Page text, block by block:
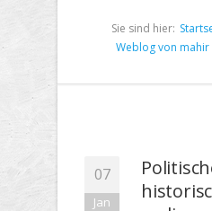
Sie sind hier:
Weblog von
07
Jan